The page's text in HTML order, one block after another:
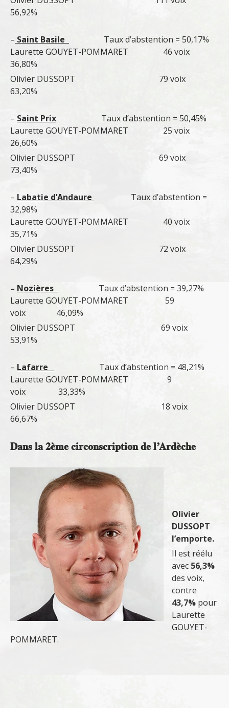
56,92%
– Saint Basile
Taux d’abstention = 50,17%
Laurette GOUYET-POMMARET 46 voix
36,80%
Olivier DUSSOPT 79 voix
63,20%
– Saint Prix
Taux d’abstention = 50,45%
Laurette GOUYET-POMMARET 25 voix
26,60%
Olivier DUSSOPT 69 voix
73,40%
– Labatie d’Andaure
Taux d’abstention =
32,98%
Laurette GOUYET-POMMARET 40 voix
35,71%
Olivier DUSSOPT 72 voix
64,29%
– Nozières
Taux d’abstention = 39,27%
Laurette GOUYET-POMMARET 59
voix 46,09%
Olivier DUSSOPT 69 voix
53,91%
– Lafarre
Taux d’abstention = 48,21%
Laurette GOUYET-POMMARET 9
voix 33,33%
Olivier DUSSOPT 18 voix
66,67%
Dans la 2ème circonscription de l’Ardèche
Olivier
DUSSOPT
l’emporte.
Il est réélu
avec 56,3%
des voix,
contre
43,7% pour
Laurette
GOUYET-
POMMARET.